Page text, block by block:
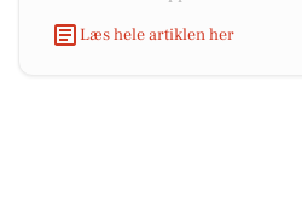
Læs hele artiklen her